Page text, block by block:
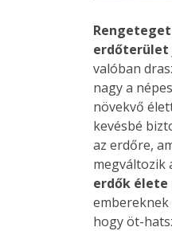
erdőterület
valóban
nagy a
növekvő
kevésbé
az erdőre,
megváltozik
erdők élete
embereknek
hogy öt-